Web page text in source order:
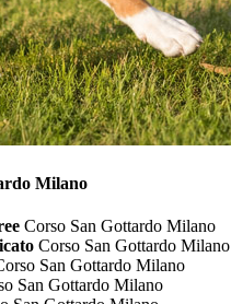
Milano
Corso San Gottardo Milano
Corso San Gottardo Milano
San Gottardo Milano
San Gottardo Milano